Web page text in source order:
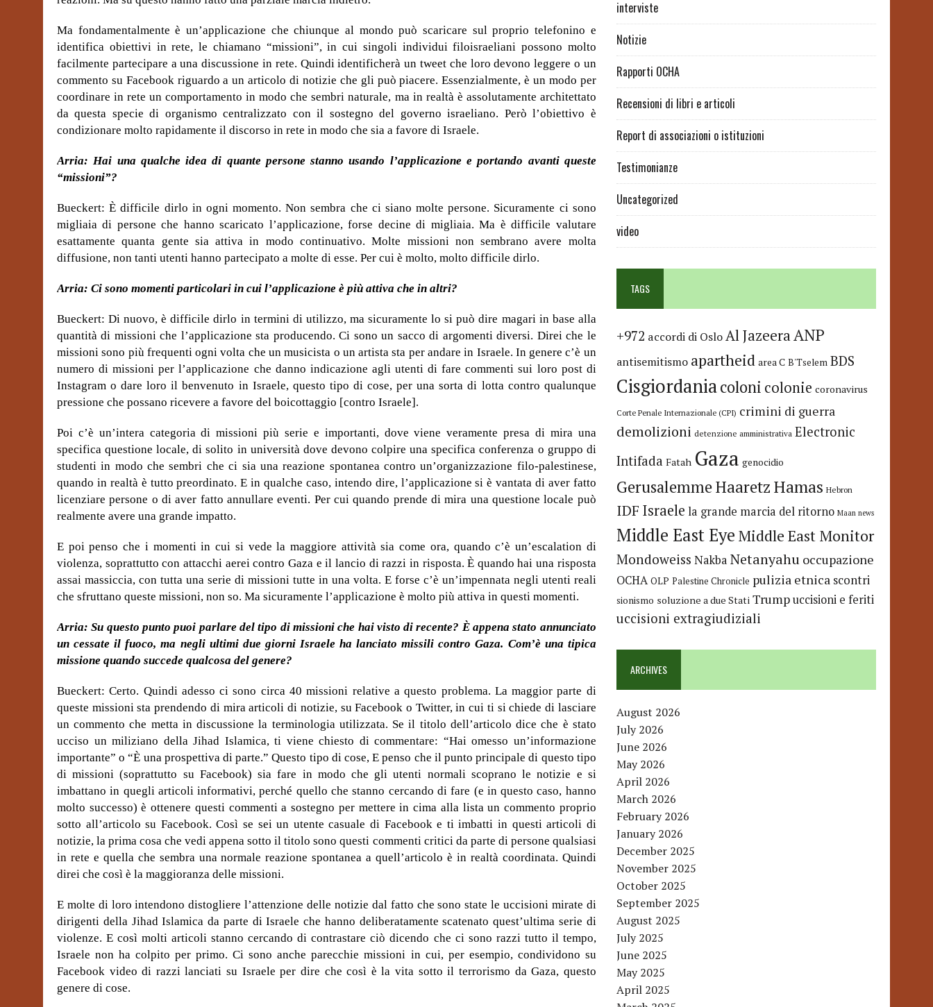
Ma fondamentalmente è un’applicazione che chiunque al mondo può scaricare sul proprio telefonino e
identifica obiettivi in rete, le chiamano “missioni”, in cui singoli individui filoisraeliani possono molto
facilmente partecipare a una discussione in rete. Quindi identificherà un tweet che loro devono leggere o un
commento su Facebook riguardo a un articolo di notizie che gli può piacere. Essenzialmente, è un modo per
coordinare in rete un comportamento in modo che sembri naturale, ma in realtà è assolutamente architettato
da questa specie di organismo centralizzato con il sostegno del governo israeliano. Però l’obiettivo è
condizionare molto rapidamente il discorso in rete in modo che sia a favore di Israele.
Arria: Hai una qualche idea di quante persone stanno usando l’applicazione e portando avanti queste
“missioni”?
Bueckert: È difficile dirlo in ogni momento. Non sembra che ci siano molte persone. Sicuramente ci sono
migliaia di persone che hanno scaricato l’applicazione, forse decine di migliaia. Ma è difficile valutare
esattamente quanta gente sia attiva in modo continuativo. Molte missioni non sembrano avere molta
diffusione, non tanti utenti hanno partecipato a molte di esse. Per cui è molto, molto difficile dirlo.
Arria: Ci sono momenti particolari in cui l’applicazione è più attiva che in altri?
Bueckert: Di nuovo, è difficile dirlo in termini di utilizzo, ma sicuramente lo si può dire magari in base alla
quantità di missioni che l’applicazione sta producendo. Ci sono un sacco di argomenti diversi. Direi che le
missioni sono più frequenti ogni volta che un musicista o un artista sta per andare in Israele. In genere c’è un
numero di missioni per l’applicazione che danno indicazione agli utenti di fare commenti sui loro post di
Instagram o dare loro il benvenuto in Israele, questo tipo di cose, per una sorta di lotta contro qualunque
pressione che possano ricevere a favore del boicottaggio [contro Israele].
Poi c’è un’intera categoria di missioni più serie e importanti, dove viene veramente presa di mira una
specifica questione locale, di solito in università dove devono colpire una specifica conferenza o gruppo di
studenti in modo che sembri che ci sia una reazione spontanea contro un’organizzazione filo-palestinese,
quando in realtà è tutto preordinato. E in qualche caso, intendo dire, l’applicazione si è vantata di aver fatto
licenziare persone o di aver fatto annullare eventi. Per cui quando prende di mira una questione locale può
realmente avere una grande impatto.
E poi penso che i momenti in cui si vede la maggiore attività sia come ora, quando c’è un’escalation di
violenza, soprattutto con attacchi aerei contro Gaza e il lancio di razzi in risposta. È quando hai una risposta
assai massiccia, con tutta una serie di missioni tutte in una volta. E forse c’è un’impennata negli utenti reali
che sfruttano queste missioni, non so. Ma sicuramente l’applicazione è molto più attiva in questi momenti.
Arria: Su questo punto puoi parlare del tipo di missioni che hai visto di recente? È appena stato annunciato
un cessate il fuoco, ma negli ultimi due giorni Israele ha lanciato missili contro Gaza. Com’è una tipica
missione quando succede qualcosa del genere?
Bueckert: Certo. Quindi adesso ci sono circa 40 missioni relative a questo problema. La maggior parte di
queste missioni sta prendendo di mira articoli di notizie, su Facebook o Twitter, in cui ti si chiede di lasciare
un commento che metta in discussione la terminologia utilizzata. Se il titolo dell’articolo dice che è stato
ucciso un miliziano della Jihad Islamica, ti viene chiesto di commentare: “Hai omesso un’informazione
importante” o “È una prospettiva di parte.” Questo tipo di cose, E penso che il punto principale di questo tipo
di missioni (soprattutto su Facebook) sia fare in modo che gli utenti normali scoprano le notizie e si
imbattano in quegli articoli informativi, perché quello che stanno cercando di fare (e in questo caso, hanno
molto successo) è ottenere questi commenti a sostegno per mettere in cima alla lista un commento proprio
sotto all’articolo su Facebook. Così se sei un utente casuale di Facebook e ti imbatti in questi articoli di
notizie, la prima cosa che vedi appena sotto il titolo sono questi commenti critici da parte di persone qualsiasi
in rete e quella che sembra una normale reazione spontanea a quell’articolo è in realtà coordinata. Quindi
direi che così è la maggioranza delle missioni.
E molte di loro intendono distogliere l’attenzione delle notizie dal fatto che sono state le uccisioni mirate di
dirigenti della Jihad Islamica da parte di Israele che hanno deliberatamente scatenato quest’ultima serie di
violenze. E così molti articoli stanno cercando di contrastare ciò dicendo che ci sono razzi tutto il tempo,
Israele non ha colpito per primo. Ci sono anche parecchie missioni in cui, per esempio, condividono su
Facebook video di razzi lanciati su Israele per dire che così è la vita sotto il terrorismo da Gaza, questo
genere di cose.
interviste
Notizie
Rapporti OCHA
Recensioni di libri e articoli
Report di associazioni o istituzioni
Testimonianze
Uncategorized
video
TAGS
+972 accordi di OsloAl JazeeraANP
antisemitismo apartheid area C B'Tselem BDS
Cisgiordaniacoloni colonie coronavirus
Corte Penale Internazionale (CPI) crimini di guerra
demolizioni detenzione amministrativa Electronic
Intifada Fatah Gaza genocidio
GerusalemmeHaaretzHamas Hebron
IDF Israele la grande marcia del ritorno Maan news
Middle East Eye Middle East Monitor
Mondoweiss Nakba Netanyahu occupazione
OCHA OLP Palestine Chronicle pulizia etnica scontri
sionismo soluzione a due Stati Trumpuccisioni e feriti
uccisioni extragiudiziali
ARCHIVES
August 2026
July 2026
June 2026
May 2026
April 2026
March 2026
February 2026
January 2026
December 2025
November 2025
October 2025
September 2025
August 2025
July 2025
June 2025
May 2025
April 2025